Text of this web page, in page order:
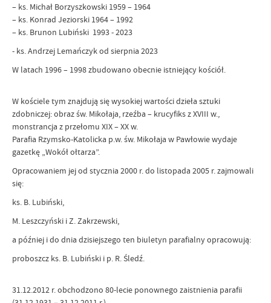
– ks. Michał Borzyszkowski 1959 – 1964
– ks. Konrad Jeziorski 1964 – 1992
– ks. Brunon Lubiński 1993 - 2023
- ks. Andrzej Lemańczyk od sierpnia 2023
W latach 1996 – 1998 zbudowano obecnie istniejący kościół.
W kościele tym znajdują się wysokiej wartości dzieła sztuki
zdobniczej: obraz św. Mikołaja, rzeźba – krucyfiks z XVIII w.,
monstrancja z przełomu XIX – XX w.
Parafia Rzymsko-Katolicka p.w. św. Mikołaja w Pawłowie wydaje
gazetkę „Wokół ołtarza”.
Opracowaniem jej od stycznia 2000 r. do listopada 2005 r. zajmowali
się:
ks. B. Lubiński,
M. Leszczyński i Z. Zakrzewski,
a później i do dnia dzisiejszego ten biuletyn parafialny opracowują:
proboszcz ks. B. Lubiński i p. R. Śledź.
31.12.2012 r. obchodzono 80-lecie ponownego zaistnienia parafii